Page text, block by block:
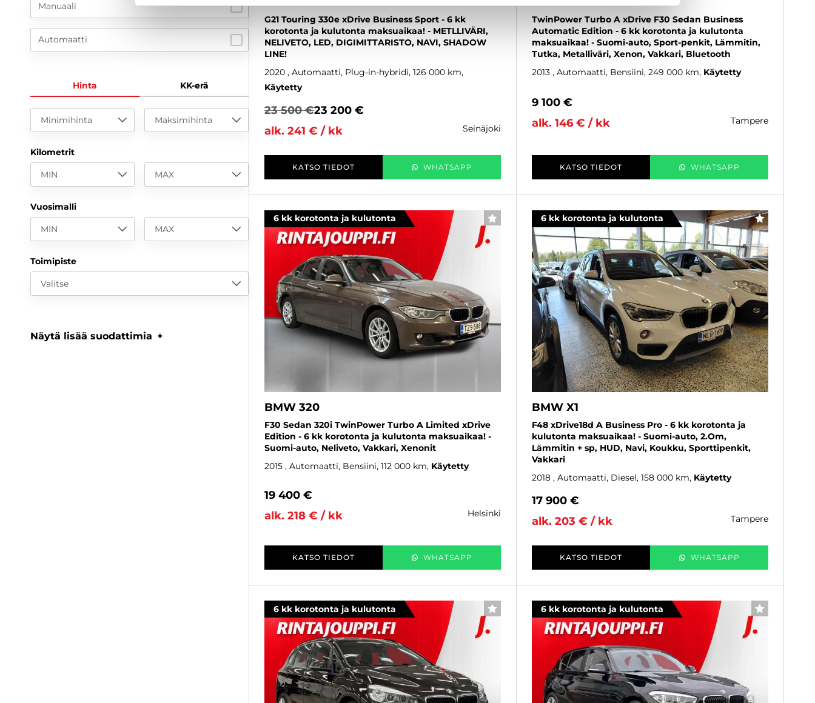
Manuaali
Automaatti
Hinta KK-erä
Minimihinta Maksimihinta
Kilometrit
MIN MAX
Vuosimalli
MIN MAX
Toimipiste
Valitse
Näytä lisää suodattimia
G21 Touring 330e xDrive Business Sport - 6 kk
korotonta ja kulutonta maksuaikaa! - METLLIVÄRI,
NELIVETO, LED, DIGIMITTARISTO, NAVI, SHADOW
LINE!
2020 , Automaatti, Plug-in-hybridi, 126 000 km
Käytetty
23 500 €23 200 €
alk. 241 € / kk
seinäjoki
KATSO TIEDOT WHATSAPP
TwinPower Turbo A xDrive F30 Sedan Business
Automatic Edition - 6 kk korotonta ja kulutonta
maksuaikaa! - Suomi-auto, Sport-penkit, Lämmitin,
Tutka, Metalliväri, Xenon, Vakkari, Bluetooth
2013 , Automaatti, Bensiini, 249 000 km Käytetty
9 100 €
alk. 146 € / kk
tampere
KATSO TIEDOT WHATSAPP
6 kk korotonta ja kulutonta SUOSIKKI
BMW 320
F30 Sedan 320i TwinPower Turbo A Limited xDrive
Edition - 6 kk korotonta ja kulutonta maksuaikaa! -
Suomi-auto, Neliveto, Vakkari, Xenonit
2015 , Automaatti, Bensiini, 112 000 km Käytetty
19 400 €
alk. 218 € / kk
helsinki
KATSO TIEDOT WHATSAPP
6 kk korotonta ja kulutonta SUOSIKKI
BMW X1
F48 xDrive18d A Business Pro - 6 kk korotonta ja
kulutonta maksuaikaa! - Suomi-auto, 2.Om,
Lämmitin + sp, HUD, Navi, Koukku, Sporttipenkit,
Vakkari
2018 , Automaatti, Diesel, 158 000 km Käytetty
17 900 €
alk. 203 € / kk
tampere
KATSO TIEDOT WHATSAPP
6 kk korotonta ja kulutonta SUOSIKKI 6 kk korotonta ja kulutonta SUOSIKKI